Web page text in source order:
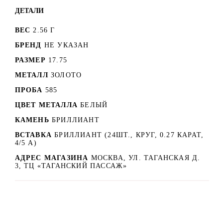
ДЕТАЛИ
ВЕС 2.56 Г
БРЕНД НЕ УКАЗАН
РАЗМЕР 17.75
МЕТАЛЛ ЗОЛОТО
ПРОБА 585
ЦВЕТ МЕТАЛЛА БЕЛЫЙ
КАМЕНЬ БРИЛЛИАНТ
ВСТАВКА БРИЛЛИАНТ (24ШТ., КРУГ, 0.27 КАРАТ,
4/5 А)
АДРЕС МАГАЗИНА МОСКВА, УЛ. ТАГАНСКАЯ Д.
3, ТЦ «ТАГАНСКИЙ ПАССАЖ»